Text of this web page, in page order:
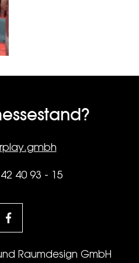
40 93 - 15
Raumdesign GmbH